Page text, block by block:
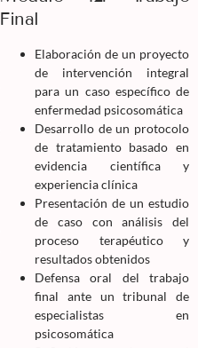
Final
Elaboración de un proyecto
de intervención integral
para un caso específico de
enfermedad psicosomática
Desarrollo de un protocolo
de tratamiento basado en
evidencia científica y
experiencia clínica
Presentación de un estudio
de caso con análisis del
proceso terapéutico y
resultados obtenidos
Defensa oral del trabajo
final ante un tribunal de
especialistas en
psicosomática